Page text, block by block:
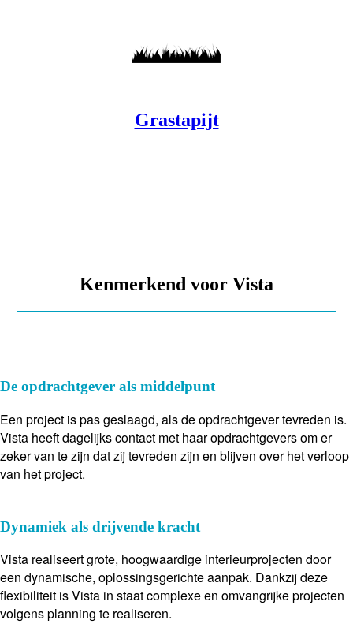
Grastapijt
Kenmerkend voor Vista
De opdrachtgever als middelpunt
Een project is pas geslaagd, als de opdrachtgever tevreden is.
Vista heeft dagelijks contact met haar opdrachtgevers om er
zeker van te zijn dat zij tevreden zijn en blijven over het verloop
van het project.
Dynamiek als drijvende kracht
Vista realiseert grote, hoogwaardige interieurprojecten door
een dynamische, oplossingsgerichte aanpak. Dankzij deze
flexibiliteit is Vista in staat complexe en omvangrijke projecten
volgens planning te realiseren.